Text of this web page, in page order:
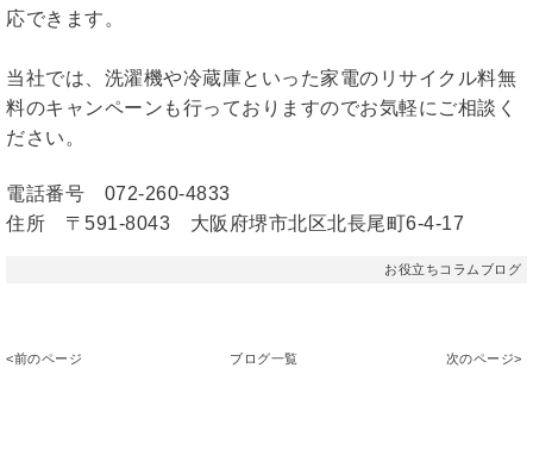
応できます。
当社では、洗濯機や冷蔵庫といった家電のリサイクル料無
料のキャンペーンも行っておりますのでお気軽にご相談く
ださい。
電話番号 072-260-4833
住所 〒591-8043 大阪府堺市北区北長尾町6-4-17
お役立ちコラムブログ
<前のページ ブログ一覧 次のページ>